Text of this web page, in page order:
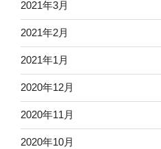
2021年3月
2021年2月
2021年1月
2020年12月
2020年11月
2020年10月